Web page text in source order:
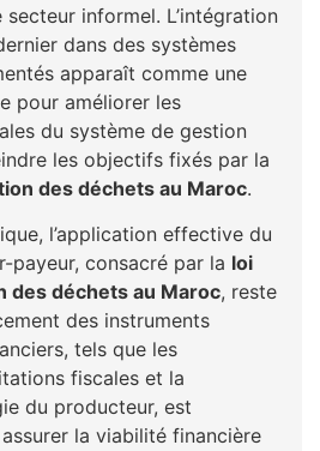
informel. L’intégration
dans des systèmes
apparaît comme une
pour améliorer les
du système de gestion
les objectifs fixés par la
des déchets au Maroc.
l’application effective du
payeur, consacré par la loi
des déchets au Maroc, reste
des instruments
tels que les
fiscales et la
du producteur, est
la viabilité financière